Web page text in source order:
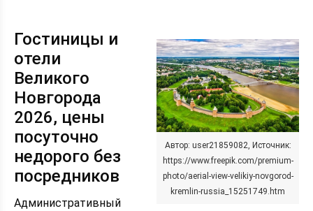
Автор: user21859082, Источник:
https://www.freepik.com/premium-
photo/aerial-view-velikiy-novgorod-
kremlin-russia_15251749.htm
Гостиницы и
отели
Великого
Новгорода
2026, цены
посуточно
недорого без
посредников
Административный